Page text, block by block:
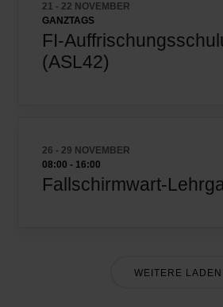
21 - 22 NOVEMBER
GANZTAGS
FI-
(ASL42)
26 - 29 NOVEMBER
08:00 - 16:00
Fallschirmwart-
WEITERE LADEN